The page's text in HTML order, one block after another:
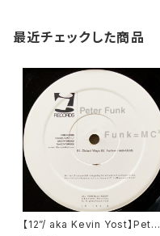
最近チェックした商品
【12”/ aka Kevin Yost】Peter